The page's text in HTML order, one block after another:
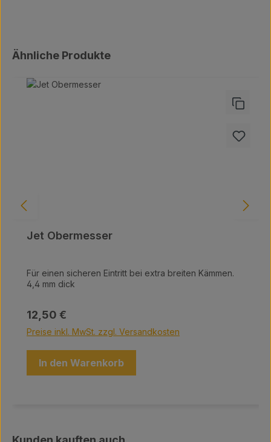
Produktgalerie überspringen
Ähnliche Produkte
Jet Obermesser
Für einen sicheren Eintritt bei extra breiten Kämmen.
4,4 mm dick
Regulärer Preis:
12,50 €
Preise inkl. MwSt. zzgl. Versandkosten
In den Warenkorb
Produktgalerie überspringen